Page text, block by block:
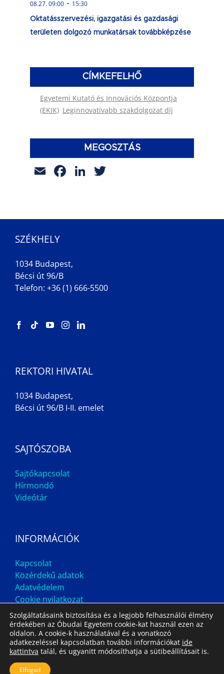
08.27. 09:00 - 15:30
Oktatásszervezési, igazgatási és gazdasági
területen dolgozó munkatársak továbbképzése
CÍMKEFELHŐ
Egyetemi Kutató és Innovációs Központja
(EKIK) Leginnovatívabb szakdolgozat díj
MEGOSZTÁS
EmailFacebook
LinkedIn
SZÉKHELY
1034 Budapest,
Bécsi út 96/B
Telefon: +36 (1) 666-5500
REKTORI HIVATAL
1034 Budapest,
Bécsi út 96/B I-II. emelet
SAJTÓSZOBA
Sajtókapcsolat
Hírmondó
Videótár
INFORMÁCIÓK
Kapcsolat
Közérdekű adatok
Adatvédelem
Cookie nyilatkozat
Impresszum
Szolgáltatásaink biztosítása és a legjobb felhasználói élmény
érdekében az Óbudai Egyetem cookie-kat használ ezen az
oldalon. A cookie-k használatával és a vonatkozó
adatkezeléssel kapcsolatban további információkat ide
kattintva talál, és ugyanitt módosíthatja a sütibeállításait is.
Elfogad